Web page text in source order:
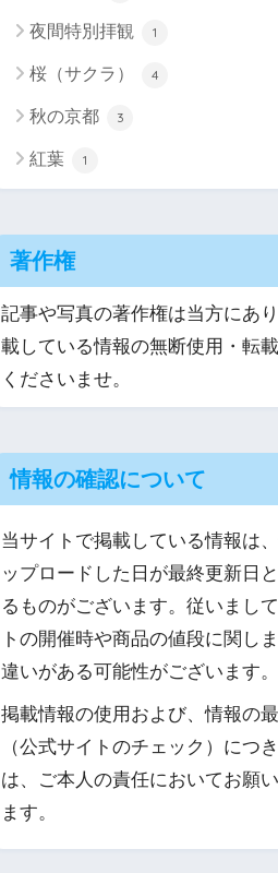
夜間特別拝観 1
桜（サクラ） 4
秋の京都 3
紅葉 1
著作権
記事や写真の著作権は当方にあ
載している情報の無断使用・転
くださいませ。
情報の確認について
当サイトで掲載している情報は
ップロードした日が最終更新日
るものがございます。従いまし
トの開催時や商品の値段に関し
違いがある可能性がございます。
掲載情報の使用および、情報の
（公式サイトのチェック）につ
は、ご本人の責任においてお願
ます。